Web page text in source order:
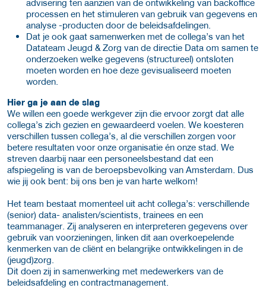
advisering ten aanzien van de ontwikkeling van backoffice
processen en het stimuleren van gebruik van gegevens en
analyse -producten door de beleidsafdelingen.
Dat je ook gaat samenwerken met de collega’s van het
Datateam Jeugd & Zorg van de directie Data om samen te
onderzoeken welke gegevens (structureel) ontsloten
moeten worden en hoe deze gevisualiseerd moeten
worden.
Hier ga je aan de slag
We willen een goede werkgever zijn die ervoor zorgt dat alle
collega’s zich gezien en gewaardeerd voelen. We koesteren
verschillen tussen collega’s, al die verschillen zorgen voor
betere resultaten voor onze organisatie én onze stad. We
streven daarbij naar een personeelsbestand dat een
afspiegeling is van de beroepsbevolking van Amsterdam. Dus
wie jij ook bent: bij ons ben je van harte welkom!
Het team bestaat momenteel uit acht collega’s: verschillende
(senior) data- analisten/scientists, trainees en een
teammanager. Zij analyseren en interpreteren gegevens over
gebruik van voorzieningen, linken dit aan overkoepelende
kenmerken van de cliënt en belangrijke ontwikkelingen in de
(jeugd)zorg.
Dit doen zij in samenwerking met medewerkers van de
beleidsafdeling en contractmanagement.